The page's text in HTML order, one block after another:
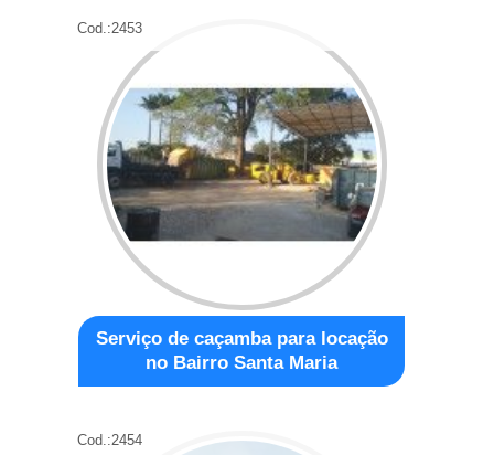
Cod.:2453
Serviço de caçamba para locação
no Bairro Santa Maria
Cod.:2454